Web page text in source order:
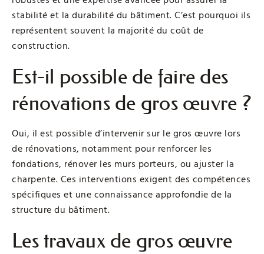
stabilité et la durabilité du bâtiment. C’est pourquoi ils
représentent souvent la majorité du coût de
construction.
Est-il possible de faire des
rénovations de gros œuvre ?
Oui, il est possible d’intervenir sur le gros œuvre lors
de rénovations, notamment pour renforcer les
fondations, rénover les murs porteurs, ou ajuster la
charpente. Ces interventions exigent des compétences
spécifiques et une connaissance approfondie de la
structure du bâtiment.
Les travaux de gros œuvre